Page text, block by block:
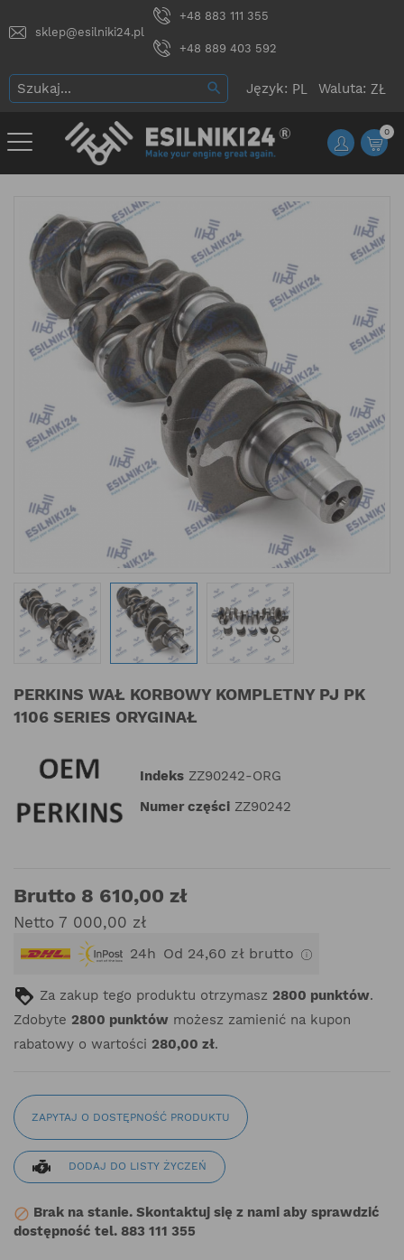
sklep@esilniki24.pl
+48 883 111 355
+48 889 403 592
Język: Waluta:
0
PERKINS WAŁ KORBOWY KOMPLETNY PJ PK
1106 SERIES ORYGINAŁ
Indeks ZZ90242-ORG
Numer części ZZ90242
Brutto 8 610,00 zł
Netto 7 000,00 zł
24h Od 24,60 zł brutto
Za zakup tego produktu otrzymasz 2800 punktów.
Zdobyte 2800 punktów możesz zamienić na kupon
rabatowy o wartości 280,00 zł.
ZAPYTAJ O DOSTĘPNOŚĆ PRODUKTU
DODAJ DO LISTY ŻYCZEŃ
 Brak na stanie. Skontaktuj się z nami aby sprawdzić
dostępność tel. 883 111 355